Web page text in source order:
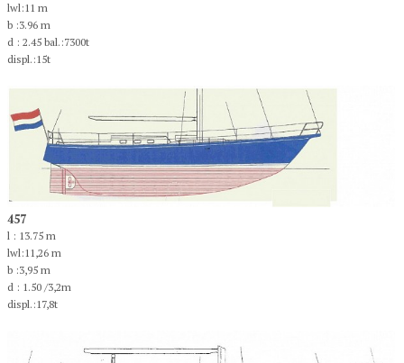
lwl:11 m
b :3.96 m
d : 2.45 bal.:7300t
displ.:15t
457
l : 13.75 m
lwl:11,26 m
b :3,95 m
d : 1.50 /3,2m
displ.:17,8t